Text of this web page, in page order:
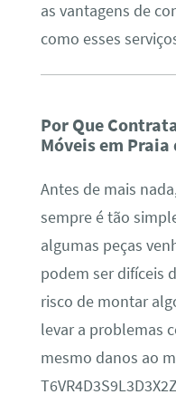
as vantagens de
como esses
Por Que
Móveis em Praia
Antes de mais
sempre é tão
algumas peças
podem ser difíceis
risco de montar
levar a problemas
mesmo danos ao